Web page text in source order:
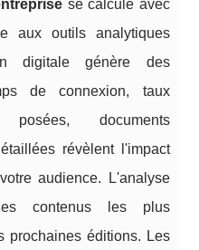
se calcule avec
aux outils analytiques
digitale génère des
de connexion, taux
posées, documents
révèlent l'impact
audience. L'analyse
les contenus les plus
prochaines éditions. Les